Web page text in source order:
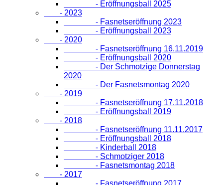
- Eröffnungsball 2025
- 2023
- Fasnetseröffnung 2023
- Eröffnungsball 2023
- 2020
- Fasnetseröffnung 16.11.2019
- Eröffnungsball 2020
- Der Schmotzige Donnerstag
2020
- Der Fasnetsmontag 2020
- 2019
- Fasnetseröffnung 17.11.2018
- Eröffnungsball 2019
- 2018
- Fasnetseröffnung 11.11.2017
- Eröffnungsball 2018
- Kinderball 2018
- Schmotziger 2018
- Fasnetsmontag 2018
- 2017
- Fasnetseröffnung 2017